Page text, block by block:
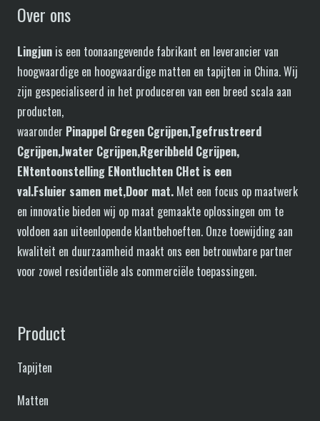
Over ons
Lingjun is een toonaangevende fabrikant en leverancier van
hoogwaardige en hoogwaardige matten en tapijten in China. Wij
zijn gespecialiseerd in het produceren van een breed scala aan
producten,
waaronder Pinappel Gregen Cgrijpen,Tgefrustreerd
Cgrijpen,Jwater Cgrijpen,Rgeribbeld Cgrijpen,
ENtentoonstelling ENontluchten CHet is een
val.Fsluier samen met,Door mat. Met een focus op maatwerk
en innovatie bieden wij op maat gemaakte oplossingen om te
voldoen aan uiteenlopende klantbehoeften. Onze toewijding aan
kwaliteit en duurzaamheid maakt ons een betrouwbare partner
voor zowel residentiële als commerciële toepassingen.
Product
Tapijten
Matten